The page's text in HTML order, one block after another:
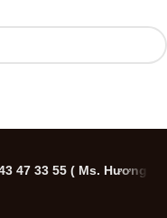
47 33 55 ( Ms. Hương